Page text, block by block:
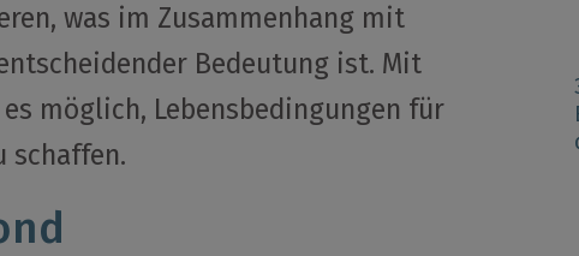
was im Zusammenhang mit
Bedeutung ist. Mit
möglich, Lebensbedingungen für
schaffen.